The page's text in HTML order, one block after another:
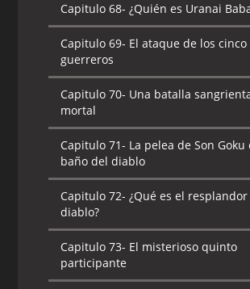
Capitulo 68- ¿Quién es Uranai
Capitulo 69- El ataque de los cinco
guerreros
Capitulo 70- Una batalla
mortal
Capitulo 71- La pelea de Son Goku
baño del diablo
Capitulo 72- ¿Qué es el
diablo?
Capitulo 73- El misterioso quinto
participante